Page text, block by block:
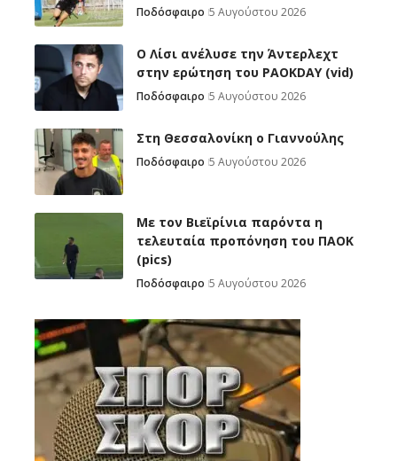
Ποδόσφαιρο 5 Αυγούστου 2026
Ο Λίσι ανέλυσε την Άντερλεχτ
στην ερώτηση του PAOKDAY (vid)
Ποδόσφαιρο 5 Αυγούστου 2026
Στη Θεσσαλονίκη ο Γιαννούλης
Ποδόσφαιρο 5 Αυγούστου 2026
Με τον Βιεϊρίνια παρόντα η
τελευταία προπόνηση του ΠΑΟΚ
(pics)
Ποδόσφαιρο 5 Αυγούστου 2026